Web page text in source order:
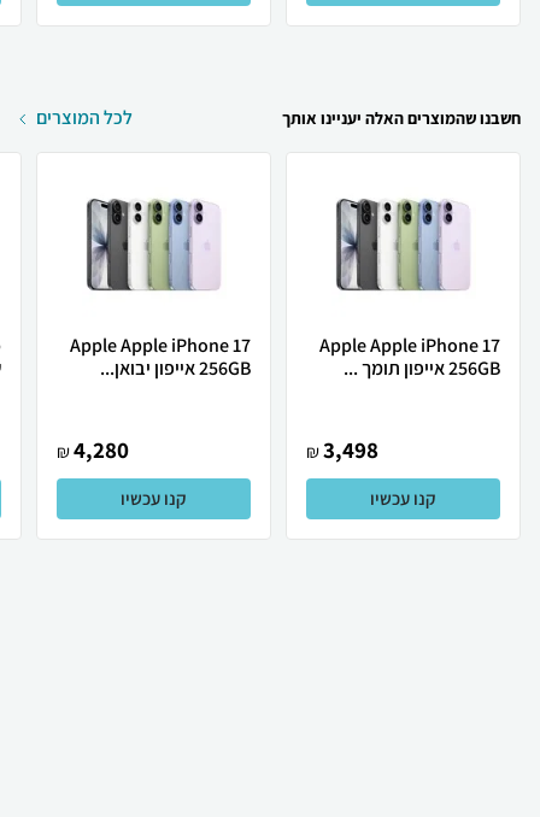
חשבנו שהמוצרים האלה יעניינו אותך לכל המוצרים
Apple Apple iPhone 17
256GB אייפון תומך ...
3,498
₪
קנו עכשיו
Apple Apple iPhone 17
256GB אייפון יבואן...
4,280
₪
קנו עכשיו